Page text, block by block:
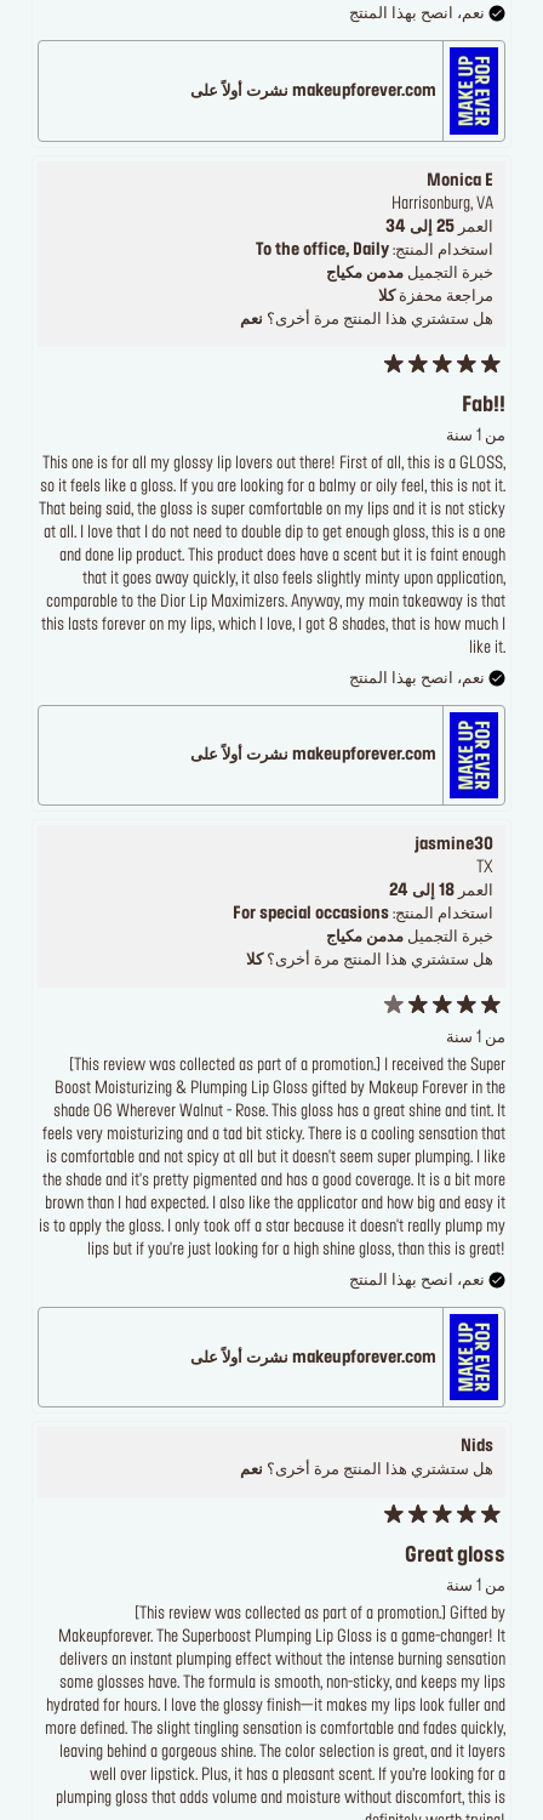
نعم، انصح بهذا المنتج
makeupforever.com نشرت أولاً على
Monica E
Harrisonburg, VA
العمر 25 إلى 34
استخدام المنتج: To the office, Daily
خبرة التجميل مدمن مكياج
مراجعة محفزةكلا
هل ستشتري هذا المنتج مرة أخرى؟ نعم
Fab!!
من 1 سنة
This one is for all my glossy lip lovers out there! First of all, this is a GLOSS,
so it feels like a gloss. If you are looking for a balmy or oily feel, this is not it.
That being said, the gloss is super comfortable on my lips and it is not sticky
at all. I love that I do not need to double dip to get enough gloss, this is a one
and done lip product. This product does have a scent but it is faint enough
that it goes away quickly, it also feels slightly minty upon application,
comparable to the Dior Lip Maximizers. Anyway, my main takeaway is that
this lasts forever on my lips, which I love, I got 8 shades, that is how much I
like it.
نعم، انصح بهذا المنتج
makeupforever.com نشرت أولاً على
jasmine30
TX
العمر 18 إلى 24
استخدام المنتج: For special occasions
خبرة التجميل مدمن مكياج
هل ستشتري هذا المنتج مرة أخرى؟ كلا
من 1 سنة
[This review was collected as part of a promotion.] I received the Super
Boost Moisturizing & Plumping Lip Gloss gifted by Makeup Forever in the
shade 06 Wherever Walnut - Rose. This gloss has a great shine and tint. It
feels very moisturizing and a tad bit sticky. There is a cooling sensation that
is comfortable and not spicy at all but it doesn't seem super plumping. I like
the shade and it's pretty pigmented and has a good coverage. It is a bit more
brown than I had expected. I also like the applicator and how big and easy it
is to apply the gloss. I only took off a star because it doesn't really plump my
lips but if you're just looking for a high shine gloss, than this is great!
نعم، انصح بهذا المنتج
makeupforever.com نشرت أولاً على
Nids
هل ستشتري هذا المنتج مرة أخرى؟ نعم
Great gloss
من 1 سنة
[This review was collected as part of a promotion.] Gifted by
Makeupforever. The Superboost Plumping Lip Gloss is a game-changer! It
delivers an instant plumping effect without the intense burning sensation
some glosses have. The formula is smooth, non-sticky, and keeps my lips
hydrated for hours. I love the glossy finish—it makes my lips look fuller and
more defined. The slight tingling sensation is comfortable and fades quickly,
leaving behind a gorgeous shine. The color selection is great, and it layers
well over lipstick. Plus, it has a pleasant scent. If you’re looking for a
plumping gloss that adds volume and moisture without discomfort, this is